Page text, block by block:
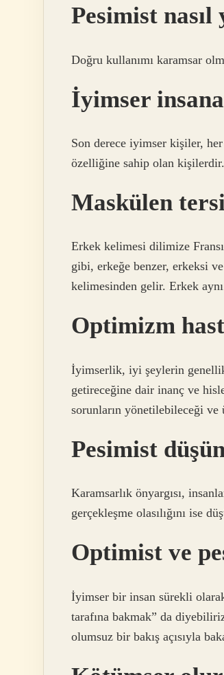
Pesimist nasıl
Doğru kullanımı karamsar
İyimser
Son derece iyimser kişiler,
özelliğine sahip olan kişilerdir.
Maskülen
Erkek kelimesi dilimize
gibi, erkeğe benzer, erkeksi
kelimesinden gelir. Erkek
Optimizm
İyimserlik, iyi şeylerin
getireceğine dair inanç ve
sorunların yönetilebileceği ve
Pesimist
Karamsarlık önyargısı,
gerçekleşme olasılığını ise
Optimist ve
İyimser bir insan sürekli
tarafına bakmak” da
olumsuz bir bakış açısıyla